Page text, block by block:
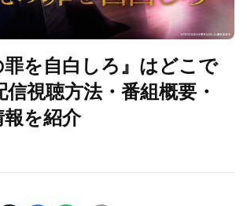
罪を自白しろ』はどこで
視聴方法・番組概要・
を紹介